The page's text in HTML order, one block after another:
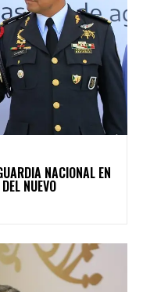
NACIONAL EN
NUEVO